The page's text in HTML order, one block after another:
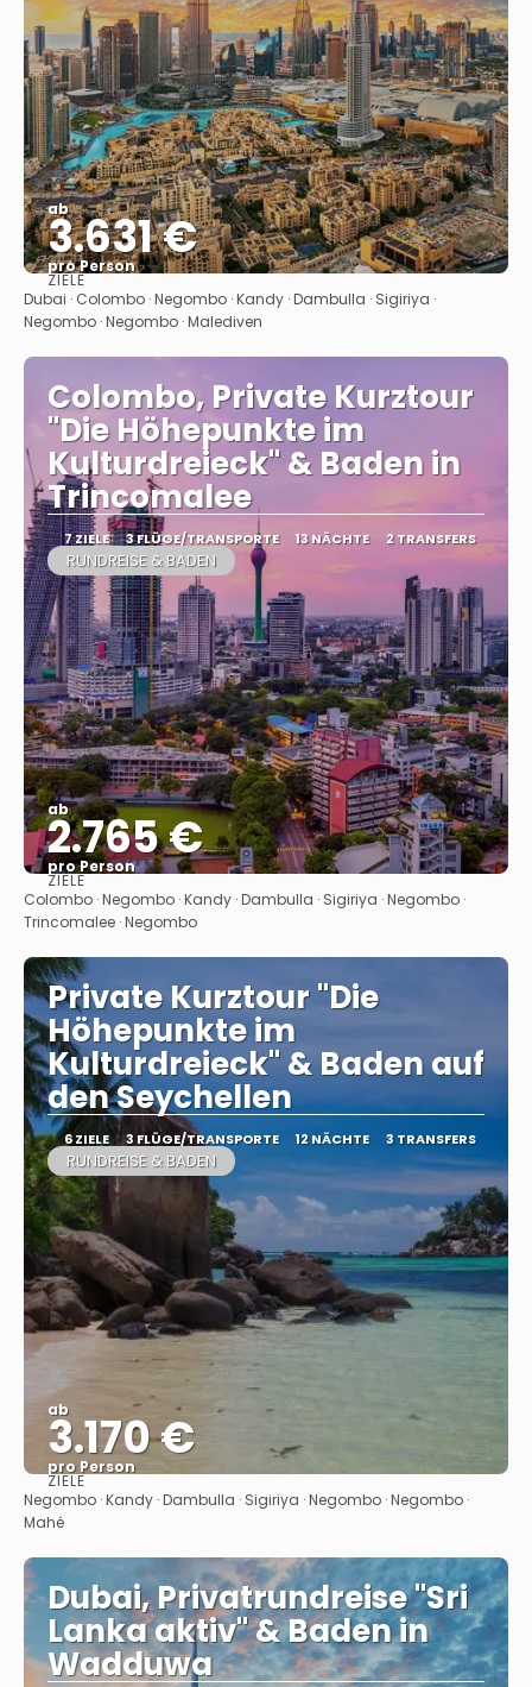
ab
3.631 €
pro Person
Sehen
ZIELE
Dubai · Colombo · Negombo · Kandy · Dambulla · Sigiriya ·
Negombo · Negombo · Malediven
Colombo, Private Kurztour
"Die Höhepunkte im
Kulturdreieck" & Baden in
Trincomalee
7 ZIELE 3 FLÜGE/TRANSPORTE 13 NÄCHTE 2 TRANSFERS
RUNDREISE & BADEN
ab
2.765 €
pro Person
Sehen
ZIELE
Colombo · Negombo · Kandy · Dambulla · Sigiriya · Negombo ·
Trincomalee · Negombo
Private Kurztour "Die
Höhepunkte im
Kulturdreieck" & Baden auf
den Seychellen
6 ZIELE 3 FLÜGE/TRANSPORTE 12 NÄCHTE 3 TRANSFERS
RUNDREISE & BADEN
ab
3.170 €
pro Person
Sehen
ZIELE
Negombo · Kandy · Dambulla · Sigiriya · Negombo · Negombo ·
Mahé
Dubai, Privatrundreise "Sri
Lanka aktiv" & Baden in
Wadduwa